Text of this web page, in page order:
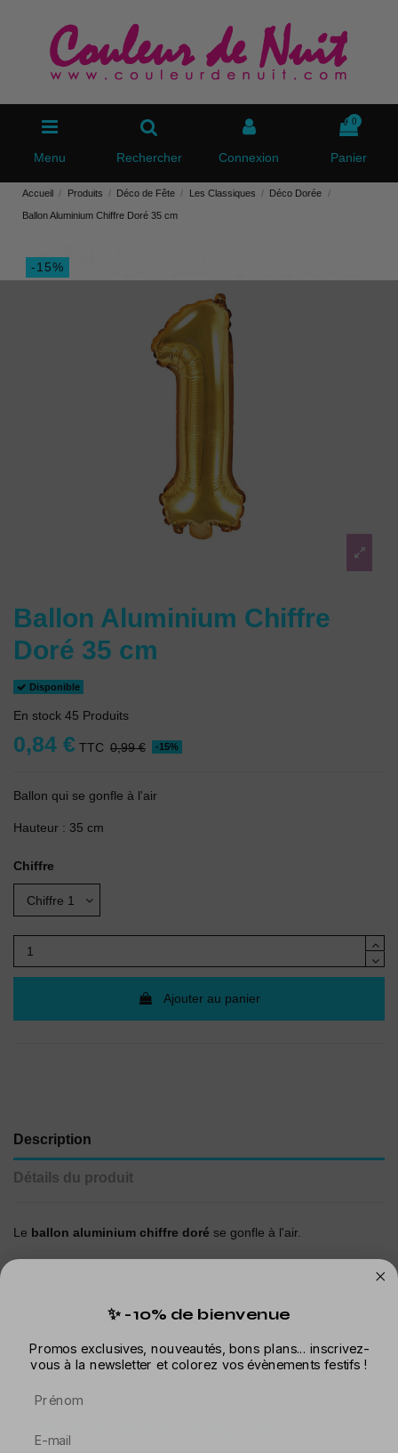
Menu Rechercher Connexion
0
Panier
Accueil Produits Déco de Fête Les Classiques Déco Dorée
Ballon Aluminium Chiffre Doré 35 cm
-15%
Ballon Aluminium Chiffre
Doré 35 cm
Disponible
En stock 45 Produits
0,84 € TTC 0,99 € -15%
Ballon qui se gonfle à l'air
Hauteur : 35 cm
Chiffre
Ajouter au panier
Description
Détails du produit
Le ballon aluminium chiffre doré se gonfle à l'air.
Ce ballon, que l'on nomme aussi ballon mylar ou ballon foil
Il décorera parfaitement une fête d'anniversaire ou votre réveillon
du jour de l'an.
Dans la même catégorie
✨ -10% de bienvenue
Promos exclusives, nouveautés, bons plans... inscrivez-
vous à la newsletter et colorez vos évènements festifs !